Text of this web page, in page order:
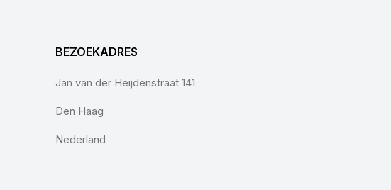
BEZOEKADRES
Jan van der Heijdenstraat 141
Den Haag
Nederland